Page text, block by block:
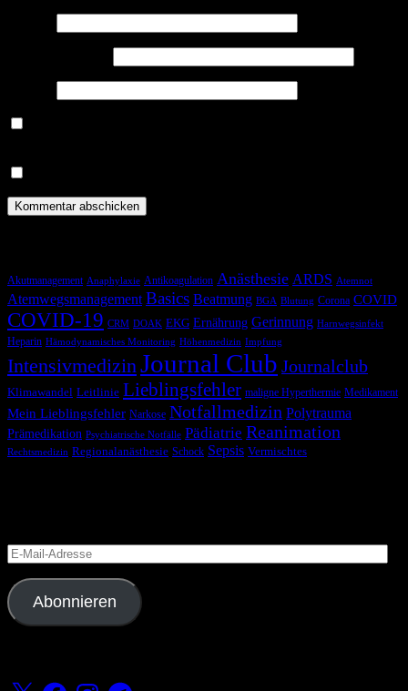
Akutmanagement Anaphylaxie Antikoagulation Anästhesie ARDS Atemnot
Atemwegsmanagement Basics Beatmung BGA Blutung Corona COVID
COVID-19 CRM DOAK EKG Ernährung Gerinnung Harnwegsinfekt
Heparin Hämodynamisches Monitoring Höhenmedizin Impfung
IntensivmedizinJournal Club Journalclub
Klimawandel Leitlinie Lieblingsfehler maligne Hyperthermie Medikament
Mein Lieblingsfehler Narkose Notfallmedizin Polytrauma
Prämedikation Psychiatrische Notfälle Pädiatrie Reanimation
Rechtsmedizin Regionalanästhesie Schock Sepsis Vermischtes
E-
Mail-
Adresse
Abonnieren
X FacebookInstagramTelegram